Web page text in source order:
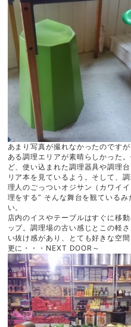
あまり写真が撮れなかったのです
ある調理エリアが素晴らしかった
ど、使い込まれた調理器具や調理
リア本を見ているよう。そして、
理人のごっついオジサン（カワイ
理をする” そんな舞台を観ている
い。
店内のイスやテーブルはすぐに移
ップ。調理場の古い感じとこの軽
い抜け感があり、とても好きな空
更に・・・NEXT DOOR～